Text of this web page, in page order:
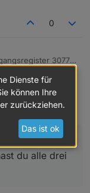
0
30775
em v0.6.x
30775
du alle drei
Dienste für
können Ihre
zurückziehen.
Das ist ok